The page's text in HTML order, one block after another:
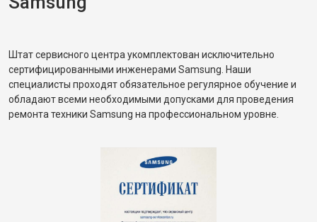
Штат сервисного центра укомплектован исключительно
сертифицированными инженерами Samsung. Наши
специалисты проходят обязательное регулярное обучение и
обладают всеми необходимыми допусками для проведения
ремонта техники Samsung на профессиональном уровне.